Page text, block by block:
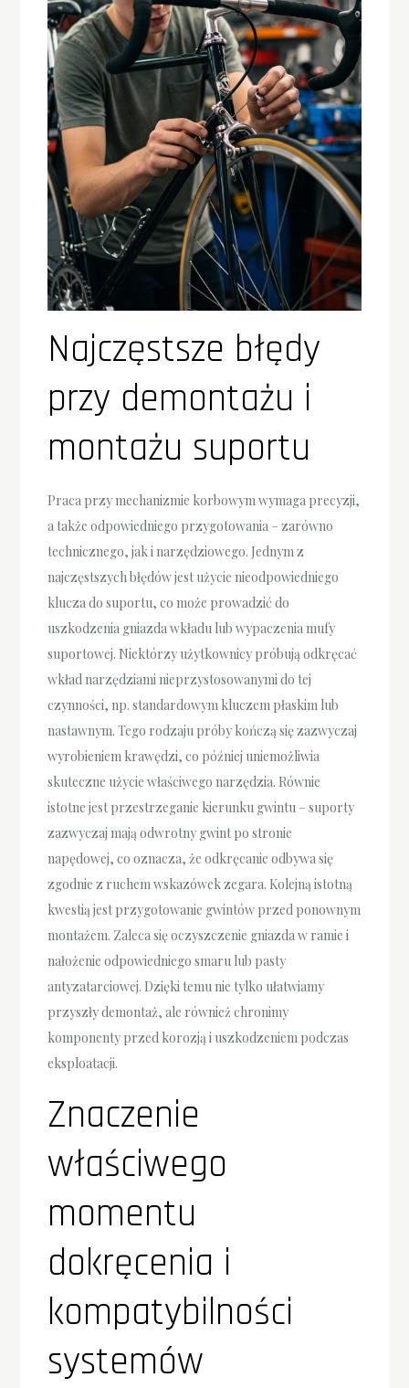
Najczęstsze błędy
przy demontażu i
montażu suportu
Praca przy mechanizmie korbowym wymaga precyzji,
a także odpowiedniego przygotowania – zarówno
technicznego, jak i narzędziowego. Jednym z
najczęstszych błędów jest użycie nieodpowiedniego
klucza do suportu, co może prowadzić do
uszkodzenia gniazda wkładu lub wypaczenia mufy
suportowej. Niektórzy użytkownicy próbują odkręcać
wkład narzędziami nieprzystosowanymi do tej
czynności, np. standardowym kluczem płaskim lub
nastawnym. Tego rodzaju próby kończą się zazwyczaj
wyrobieniem krawędzi, co później uniemożliwia
skuteczne użycie właściwego narzędzia. Równie
istotne jest przestrzeganie kierunku gwintu – suporty
zazwyczaj mają odwrotny gwint po stronie
napędowej, co oznacza, że odkręcanie odbywa się
zgodnie z ruchem wskazówek zegara. Kolejną istotną
kwestią jest przygotowanie gwintów przed ponownym
montażem. Zaleca się oczyszczenie gniazda w ramie i
nałożenie odpowiedniego smaru lub pasty
antyzatarciowej. Dzięki temu nie tylko ułatwiamy
przyszły demontaż, ale również chronimy
komponenty przed korozją i uszkodzeniem podczas
eksploatacji.
Znaczenie
właściwego
momentu
dokręcenia i
kompatybilności
systemów